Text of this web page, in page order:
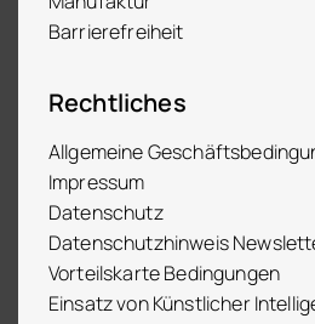
Barrierefreiheit
Rechtliches
Allgemeine
Impressum
Datenschutz
Datenschutzhinweis
Vorteilskarte Bedingungen
Einsatz von Künstlicher